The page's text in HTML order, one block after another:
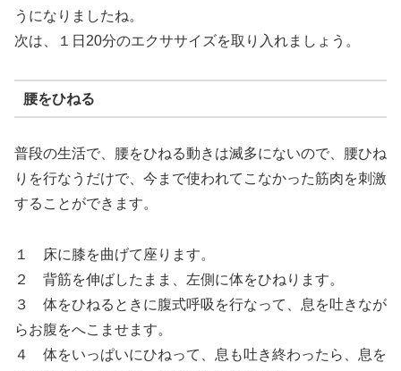
うになりましたね。
次は、１日20分のエクササイズを取り入れましょう。
腰をひねる
普段の生活で、腰をひねる動きは滅多にないので、腰ひね
りを行なうだけで、今まで使われてこなかった筋肉を刺激
することができます。
１ 床に膝を曲げて座ります。
２ 背筋を伸ばしたまま、左側に体をひねります。
３ 体をひねるときに腹式呼吸を行なって、息を吐きなが
らお腹をへこませます。
４ 体をいっぱいにひねって、息も吐き終わったら、息を